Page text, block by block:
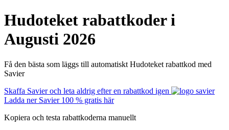
Hudoteket rabattkoder i
Augusti 2026
Få den bästa som läggs till automatiskt Hudoteket rabattkod med
Savier
Skaffa Savier och leta aldrig efter en rabattkod igen
Ladda ner Savier 100 % gratis här
Kopiera och testa rabattkoderna manuellt